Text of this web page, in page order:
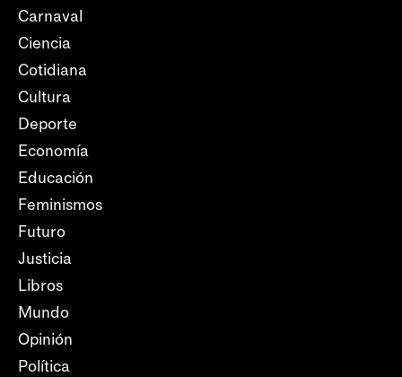
Carnaval
Ciencia
Cotidiana
Cultura
Deporte
Economía
Educación
Feminismos
Futuro
Justicia
Libros
Mundo
Opinión
Política